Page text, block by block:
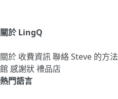
關於 LingQ
關於 收費資訊聯絡Steve 的方法
館 感謝狀禮品店
熱門語言